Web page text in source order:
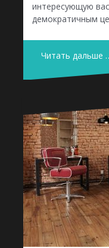
интересующую
демократичным
Читать дальше